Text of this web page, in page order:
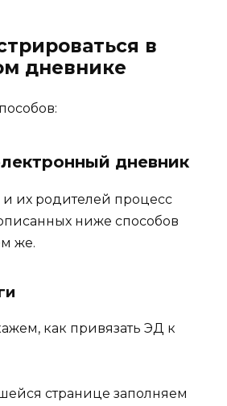
в
дневнике
дневник
их родителей процесс
ниже способов
же.
как привязать ЭД к
странице заполняем